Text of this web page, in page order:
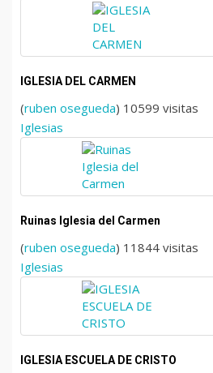
IGLESIA DEL CARMEN
(ruben osegueda) 10599 visitas
Iglesias
Ruinas Iglesia del Carmen
(ruben osegueda) 11844 visitas
Iglesias
IGLESIA ESCUELA DE CRISTO